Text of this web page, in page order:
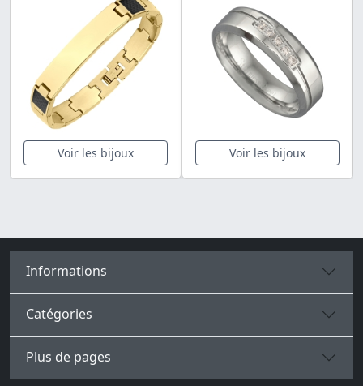
Voir les bijoux Voir les bijoux
Informations
Catégories
Plus de pages